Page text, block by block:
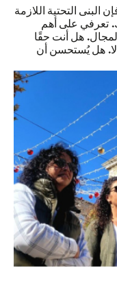
البنى التحتية اللازمة
تعرفي على أهم
هل أنت حقًا
لا. هل يُستحسن أن